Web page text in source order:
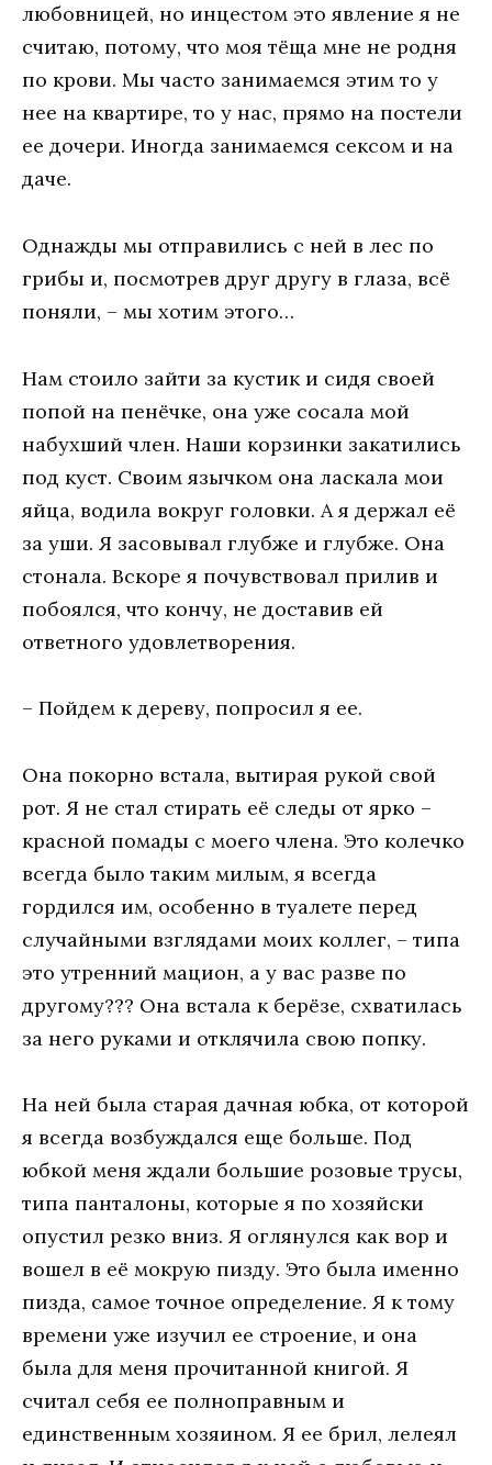
любовницей, но инцестом это явление я не
считаю, потому, что моя тёща мне не родня
по крови. Мы часто занимаемся этим то у
нее на квартире, то у нас, прямо на постели
ее дочери. Иногда занимаемся сексом и на
даче.
Однажды мы отправились с ней в лес по
грибы и, посмотрев друг другу в глаза, всё
поняли, – мы хотим этого…
Нам стоило зайти за кустик и сидя своей
попой на пенёчке, она уже сосала мой
набухший член. Наши корзинки закатились
под куст. Своим язычком она ласкала мои
яйца, водила вокруг головки. А я держал её
за уши. Я засовывал глубже и глубже. Она
стонала. Вскоре я почувствовал прилив и
побоялся, что кончу, не доставив ей
ответного удовлетворения.
– Пойдем к дереву, попросил я ее.
Она покорно встала, вытирая рукой свой
рот. Я не стал стирать её следы от ярко –
красной помады с моего члена. Это колечко
всегда было таким милым, я всегда
гордился им, особенно в туалете перед
случайными взглядами моих коллег, – типа
это утренний мацион, а у вас разве по
другому??? Она встала к берёзе, схватилась
за него руками и отклячила свою попку.
На ней была старая дачная юбка, от которой
я всегда возбуждался еще больше. Под
юбкой меня ждали большие розовые трусы,
типа панталоны, которые я по хозяйски
опустил резко вниз. Я оглянулся как вор и
вошел в её мокрую пизду. Это была именно
пизда, самое точное определение. Я к тому
времени уже изучил ее строение, и она
была для меня прочитанной книгой. Я
считал себя ее полноправным и
единственным хозяином. Я ее брил, лелеял